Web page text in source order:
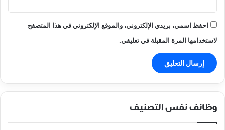
احفظ اسمي، بريدي الإلكتروني، والموقع الإلكتروني في هذا المتصفح
لاستخدامها المرة المقبلة في تعليقي.
وظائف نفس التصنيف